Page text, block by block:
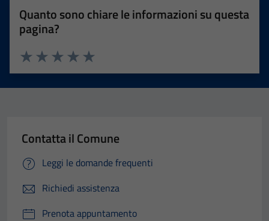
Quanto sono chiare le informazioni su questa
pagina?
Valuta 5 stelle su 5
Valuta 4 stelle su 5
Valuta 3 stelle su 5
Valuta 2 stelle su 5
Valuta 1 stelle su 5
Contatta il Comune
Leggi le domande frequenti
Richiedi assistenza
Prenota appuntamento